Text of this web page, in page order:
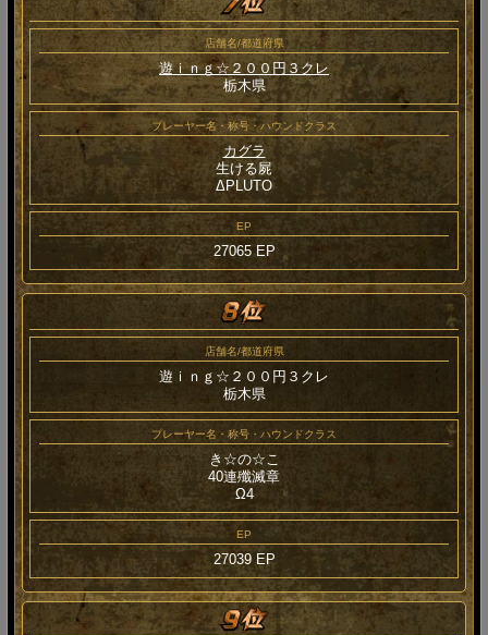
店舗名/都道府県
遊ｉｎｇ☆２００円３クレ
栃木県
プレーヤー名・称号・ハウンドクラス
カグラ
生ける屍
ΔPLUTO
EP
27065 EP
店舗名/都道府県
遊ｉｎｇ☆２００円３クレ
栃木県
プレーヤー名・称号・ハウンドクラス
き☆の☆こ
40連殲滅章
Ω4
EP
27039 EP